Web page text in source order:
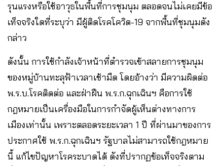
รุนแรงหรือใช้อาวุธในพื้นที่การชุมนุม ตลอดจนไม่เคยมีข้อ
เท็จจริงใดที่ระบุว่า มีผู้ติดโรคโควิด-19 จากพื้นที่ชุมนุมดัง
กล่าว
ดังนั้น การใช้กำลังเจ้าหน้าที่ตำรวจเข้าสลายการชุมนุม
ของหมู่บ้านทะลุฟ้าเวลาเช้ามืด โดยอ้างว่า มีความผิดต่อ
พ.ร.บ.โรคติดต่อ และฝ่าฝืน พ.ร.ก.ฉุกเฉินฯ คือการใช้
กฎหมายเป็นเครื่องมือในการกำจัดผู้เห็นต่างทางการ
เมืองเท่านั้น เพราะตลอดระยะเวลา 1 ปี ที่ผ่านมาของการ
ประกาศใช้ พ.ร.ก.ฉุกเฉินฯ รัฐบาลไม่สามารถใช้กฎหมาย
นี้ แก้ไขปัญหาโรคระบาดได้ ดังที่ปรากฏข้อเท็จจริงตาม